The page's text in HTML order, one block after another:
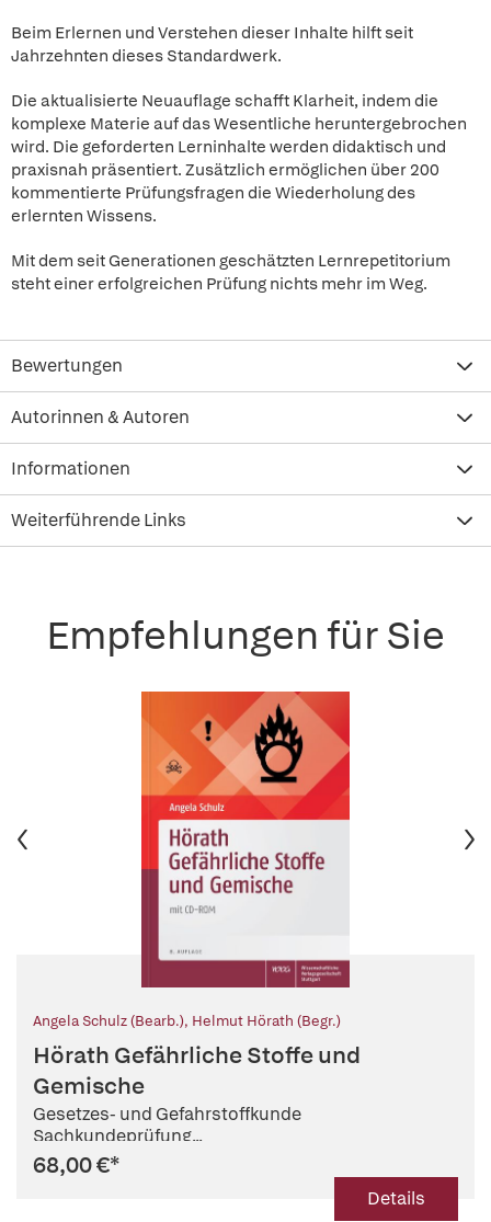
Beim Erlernen und Verstehen dieser Inhalte hilft seit
Jahrzehnten dieses Standardwerk.
Die aktualisierte Neuauflage schafft Klarheit, indem die
komplexe Materie auf das Wesentliche heruntergebrochen
wird. Die geforderten Lerninhalte werden didaktisch und
praxisnah präsentiert. Zusätzlich ermöglichen über 200
kommentierte Prüfungsfragen die Wiederholung des
erlernten Wissens.
Mit dem seit Generationen geschätzten Lernrepetitorium
steht einer erfolgreichen Prüfung nichts mehr im Weg.
Bewertungen
Autorinnen & Autoren
Informationen
Weiterführende Links
Empfehlungen für Sie
Angela Schulz (Bearb.), Helmut Hörath (Begr.)
Hörath Gefährliche Stoffe und
Gemische
Gesetzes- und Gefahrstoffkunde
Sachkundeprüfung...
68,00 €*
Details